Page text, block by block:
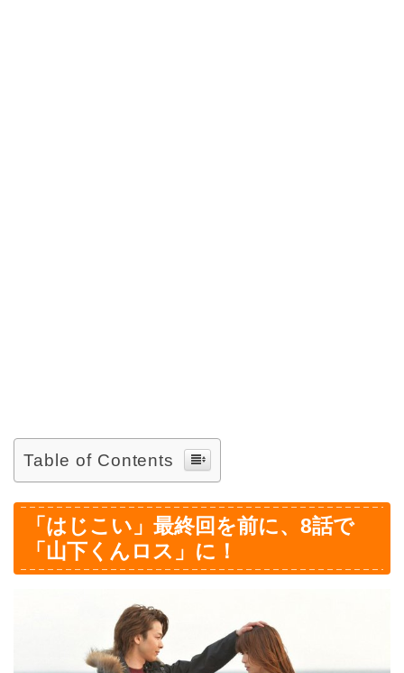
Table of Contents
「はじこい」最終回を前に、8話で
「山下くんロス」に！